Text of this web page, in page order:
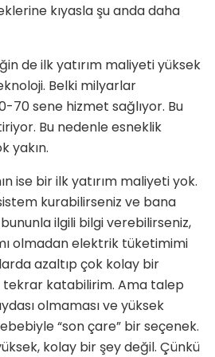
kıyasla şu anda daha
de ilk yatırım maliyeti yüksek
Belki milyarlar
70 sene hizmet sağlıyor. Bu
Bu nedenle esneklik
yakın.
ise bir ilk yatı­rım maliyeti yok.
kurabilirseniz ve bana
ilgili bilgi ve­rebilirseniz,
olmadan elektrik tüketimimi
azaltıp çok kolay bir
tekrar katabi­lirim. Ama talep
olmaması ve yüksek
“son çare” bir seçe­nek.
kolay bir şey değil. Çünkü